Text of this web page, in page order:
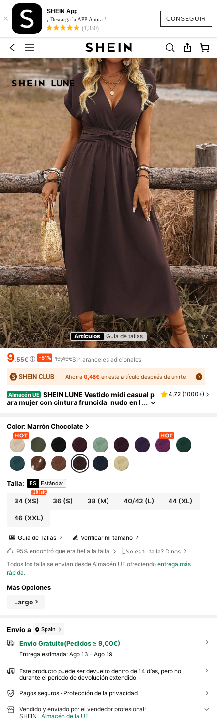
CONSEGUIR
×
SHEIN App
¡ Descarga la APP Ahora !
(1,350)
Artículos Guia de tallas 1/7
9,55€ -51% 19,49€Sin aranceles adicionales
Ahorra0,48€ en este artículo después de unirte.
Almacén UE SHEIN LUNE Vestido midi casual p
ara mujer con cintura fruncida, nudo en l
a/verano
4,72 (1000+)
Color: Marrón Chocolate
Talla: ES Estándar
34(XS)
28 left
36 (S) 38(M) 40/42 (L) 44 (XL)
46(XXL)
Verificar mi tamaño
Guía de Tallas
95% encontró que era fiel a la talla
¿No es tu talla? Dinos
Todos los talla se envían desde Almacén UE ofreciendoentrega más
rápida.
Más Opciones
Largo
Envío a Spain
Envío Gratuito(Pedidos ≥ 9,00€)
Entrega estimada: Ago 13 - Ago 19
Este producto puede ser devuelto dentro de 14 días, pero no
durante el período de devolución extendido
Pagos seguros · Protección de la privacidad
Vendido y enviado por el vendedor profesional:
SHEIN
Almacén de la UE